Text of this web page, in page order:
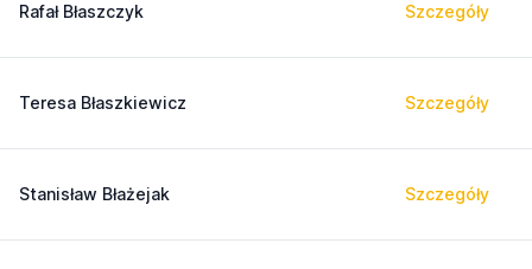
Rafał Błaszczyk Szczegóły
Teresa Błaszkiewicz Szczegóły
Stanisław Błażejak Szczegóły